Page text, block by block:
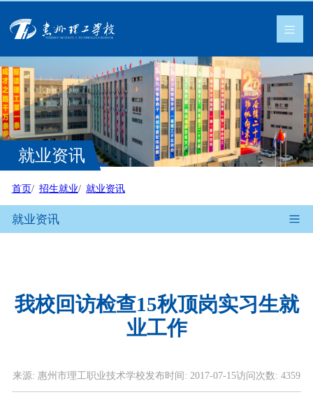
就业资讯
首页 招生就业 就业资讯
就业资讯
我校回访检查15秋顶岗实习生就
业工作
来源: 惠州市理工职业技术学校发布时间: 2017-07-15访问次数: 4359